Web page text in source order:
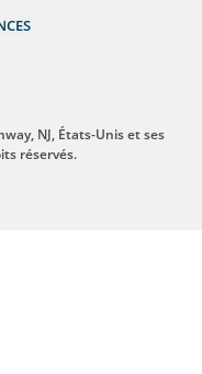
NJ, États-Unis et ses
réservés.